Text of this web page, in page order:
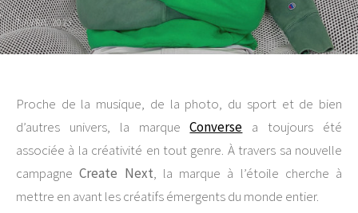
7 AVRIL 2023
Proche de la musique, de la photo, du sport et de bien
d’autres univers, la marqueConverse a toujours été
associée à la créativité en tout genre. À travers sa nouvelle
campagneCreate Next, la marque à l’étoile cherche à
mettre en avant les créatifs émergents du monde entier.